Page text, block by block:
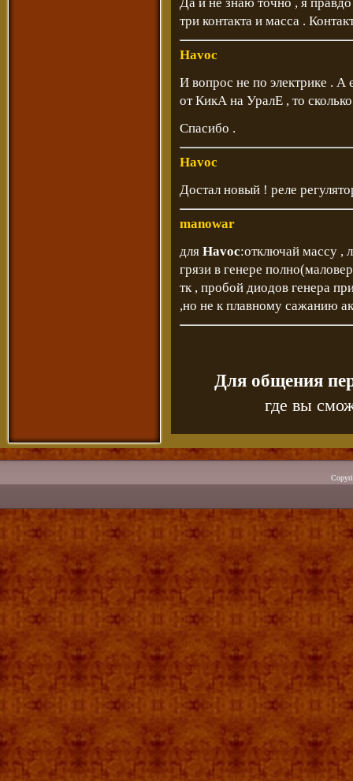
три контакта и масса .
Havoc
И вопрос не по электрике .
от КикА на УралЕ , то
Спасибо .
Havoc
Достал новый ! реле
manowar
для Havoc:отключай массу ,
грязи в генере
тк , пробой диодов генера
,но не к плавному сажанию
Для общения
где вы